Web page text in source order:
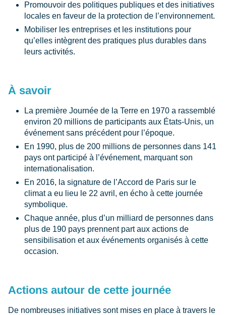
Promouvoir des politiques publiques et des initiatives
locales en faveur de la protection de l’environnement.
Mobiliser les entreprises et les institutions pour
qu’elles intègrent des pratiques plus durables dans
leurs activités.
À savoir
La première Journée de la Terre en 1970 a rassemblé
environ 20 millions de participants aux États-Unis, un
événement sans précédent pour l’époque.
En 1990, plus de 200 millions de personnes dans 141
pays ont participé à l’événement, marquant son
internationalisation.
En 2016, la signature de l’Accord de Paris sur le
climat a eu lieu le 22 avril, en écho à cette journée
symbolique.
Chaque année, plus d’un milliard de personnes dans
plus de 190 pays prennent part aux actions de
sensibilisation et aux événements organisés à cette
occasion.
Actions autour de cette journée
De nombreuses initiatives sont mises en place à travers le